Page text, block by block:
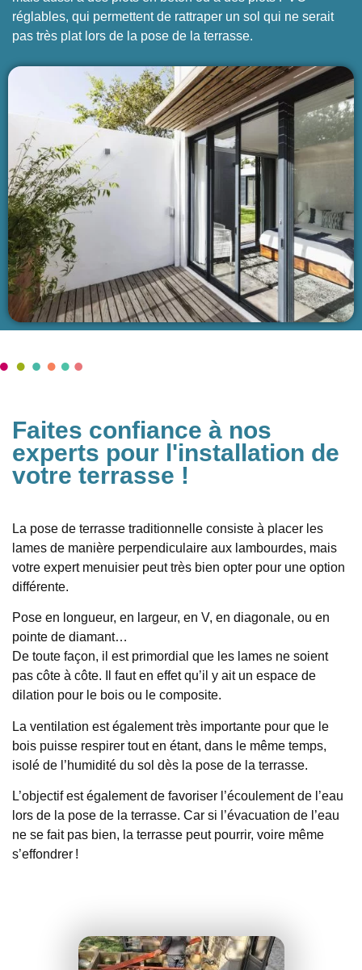
réglables, qui permettent de rattraper un sol qui ne serait
pas très plat lors de la pose de la terrasse.
Faites confiance à nos
experts pour l'installation de
votre terrasse !
La pose de terrasse traditionnelle consiste à placer les
lames de manière perpendiculaire aux lambourdes, mais
votre expert menuisier peut très bien opter pour une option
différente.
Pose en longueur, en largeur, en V, en diagonale, ou en
pointe de diamant…
De toute façon, il est primordial que les lames ne soient
pas côte à côte. Il faut en effet qu’il y ait un espace de
dilation pour le bois ou le composite.
La ventilation est également très importante pour que le
bois puisse respirer tout en étant, dans le même temps,
isolé de l’humidité du sol dès la pose de la terrasse.
L’objectif est également de favoriser l’écoulement de l’eau
lors de la pose de la terrasse. Car si l’évacuation de l’eau
ne se fait pas bien, la terrasse peut pourrir, voire même
s’effondrer !